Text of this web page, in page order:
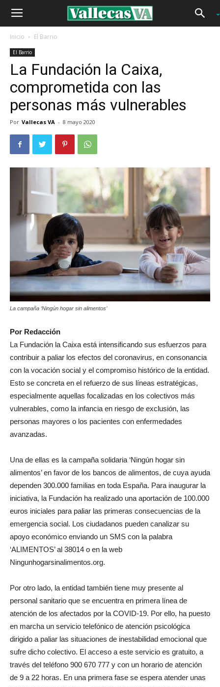
Inicio El Barrio
El Barrio
La Fundación la Caixa,
comprometida con las
personas más vulnerables
Por Vallecas VA - 8 mayo 2020
La campaña ‘Ningún hogar sin alimentos’
Por Redacción
La Fundación la Caixa está intensificando sus esfuerzos para
contribuir a paliar los efectos del coronavirus, en consonancia
con la vocación social y el compromiso histórico de la entidad.
Esto se concreta en el refuerzo de sus líneas estratégicas,
especialmente aquellas focalizadas en los colectivos más
vulnerables, como la infancia en riesgo de exclusión, las
personas mayores o los pacientes con enfermedades
avanzadas.
Una de ellas es la campaña solidaria ‘Ningún hogar sin
alimentos’ en favor de los bancos de alimentos, de cuya ayuda
dependen 300.000 familias en toda España. Para inaugurar la
iniciativa, la Fundación ha realizado una aportación de 100.000
euros iniciales para paliar las primeras consecuencias de la
emergencia social. Los ciudadanos pueden canalizar su
apoyo económico enviando un SMS con la palabra
‘ALIMENTOS’ al 38014 o en la web
Ningunhogarsinalimentos.org.
Por otro lado, la entidad también tiene muy presente al
personal sanitario que se encuentra en primera línea de
atención de los afectados por la COVID-19. Por ello, ha puesto
en marcha un servicio telefónico de atención psicológica
dirigido a paliar las situaciones de inestabilidad emocional que
sufre dicho colectivo. El acceso a este servicio es gratuito, a
través del teléfono 900 670 777 y con un horario de atención
de 9 a 22 horas. En una primera fase se espera atender unas